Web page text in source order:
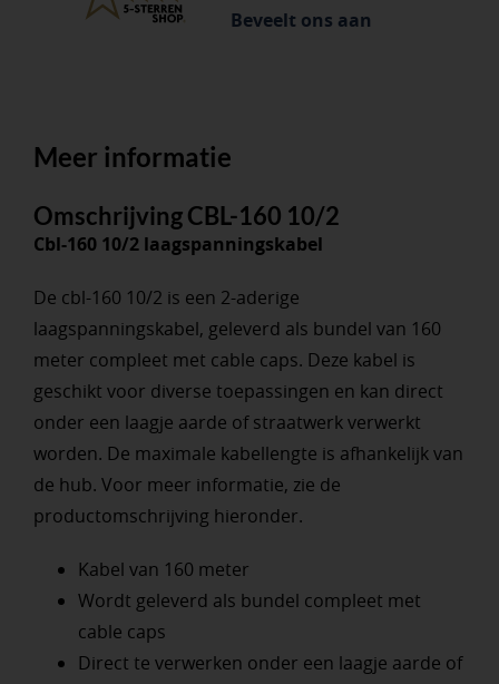
Beveelt ons aan
Meer informatie
Omschrijving CBL-160 10/2
Cbl-160 10/2 laagspanningskabel
De cbl-160 10/2 is een 2-aderige
laagspanningskabel, geleverd als bundel van 160
meter compleet met cable caps. Deze kabel is
geschikt voor diverse toepassingen en kan direct
onder een laagje aarde of straatwerk verwerkt
worden. De maximale kabellengte is afhankelijk van
de hub. Voor meer informatie, zie de
productomschrijving hieronder.
Kabel van 160 meter
Wordt geleverd als bundel compleet met
cable caps
Direct te verwerken onder een laagje aarde of